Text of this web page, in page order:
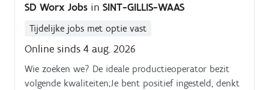
SD Worx Jobs in SINT-GILLIS-WAAS
Tijdelijke jobs met optie vast
Online sinds 4 aug. 2026
Wie zoeken we? De ideale productieoperator bezit
volgende kwaliteiten;Je bent positief ingesteld, denkt